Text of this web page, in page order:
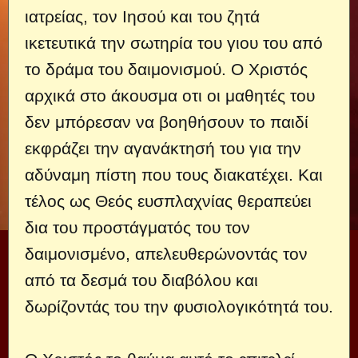
ιατρείας, τον Ιησού και του ζητά
ικετευτικά την σωτηρία του γιου του από
το δράμα του δαιμονισμού. Ο Χριστός
αρχικά στο άκουσμα οτι οι μαθητές του
δεν μπόρεσαν να βοηθήσουν το παιδί
εκφράζει την αγανάκτησή του για την
αδύναμη πίστη που τους διακατέχει. Και
τέλος ως Θεός ευσπλαχνίας θεραπεύει
δια του προστάγματός του τον
δαιμονισμένο, απελευθερώνοντάς τον
από τα δεσμά του διαβόλου και
δωρίζοντάς του την φυσιολογικότητά του.